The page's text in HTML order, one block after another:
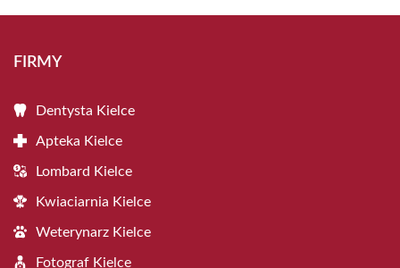
FIRMY
Dentysta Kielce
Apteka Kielce
Lombard Kielce
Kwiaciarnia Kielce
Weterynarz Kielce
Fotograf Kielce